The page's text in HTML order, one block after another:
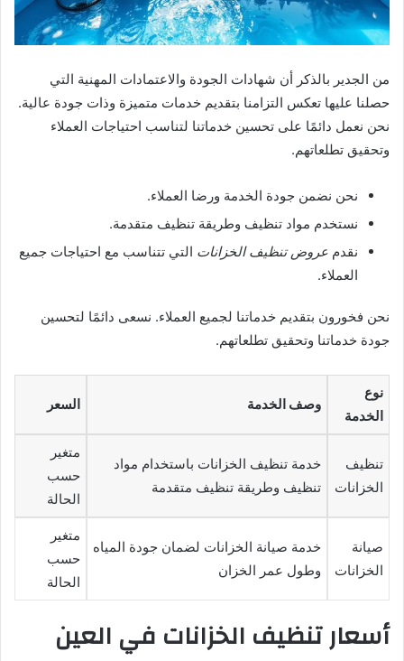
من الجدير بالذكر أن شهادات الجودة والاعتمادات المهنية التي
حصلنا عليها تعكس التزامنا بتقديم خدمات متميزة وذات جودة عالية.
نحن نعمل دائمًا على تحسين خدماتنا لتناسب احتياجات العملاء
وتحقيق تطلعاتهم.
نحن نضمن جودة الخدمة ورضا العملاء.
نستخدم مواد تنظيف وطريقة تنظيف متقدمة.
نقدم عروض تنظيف الخزانات التي تتناسب مع احتياجات جميع
العملاء.
نحن فخورون بتقديم خدماتنا لجميع العملاء. نسعى دائمًا لتحسين
جودة خدماتنا وتحقيق تطلعاتهم.
نوع
الخدمة
وصف الخدمة السعر
تنظيف
الخزانات
خدمة تنظيف الخزانات باستخدام مواد
تنظيف وطريقة تنظيف متقدمة
متغير
حسب
الحالة
صيانة
الخزانات
خدمة صيانة الخزانات لضمان جودة المياه
وطول عمر الخزان
متغير
حسب
الحالة
أسعار تنظيف الخزانات في العين